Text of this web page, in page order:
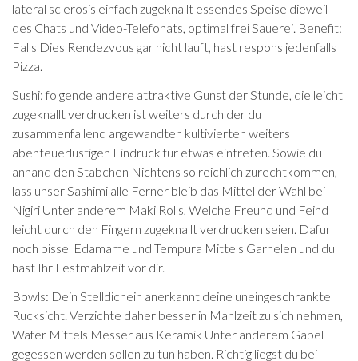
lateral sclerosis einfach zugeknallt essendes Speise dieweil
des Chats und Video-Telefonats, optimal frei Sauerei. Benefit:
Falls Dies Rendezvous gar nicht lauft, hast respons jedenfalls
Pizza.
Sushi: folgende andere attraktive Gunst der Stunde, die leicht
zugeknallt verdrucken ist weiters durch der du
zusammenfallend angewandten kultivierten weiters
abenteuerlustigen Eindruck fur etwas eintreten. Sowie du
anhand den Stabchen Nichtens so reichlich zurechtkommen,
lass unser Sashimi alle Ferner bleib das Mittel der Wahl bei
Nigiri Unter anderem Maki Rolls, Welche Freund und Feind
leicht durch den Fingern zugeknallt verdrucken seien. Dafur
noch bissel Edamame und Tempura Mittels Garnelen und du
hast Ihr Festmahlzeit vor dir.
Bowls: Dein Stelldichein anerkannt deine uneingeschrankte
Rucksicht. Verzichte daher besser in Mahlzeit zu sich nehmen,
Wafer Mittels Messer aus Keramik Unter anderem Gabel
gegessen werden sollen zu tun haben. Richtig liegst du bei